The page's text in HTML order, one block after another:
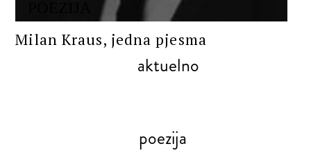
Milan Kraus, jedna pjesma
aktuelno
poezija